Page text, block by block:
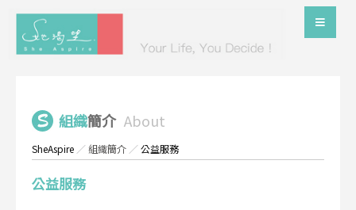
組織簡介 About
SheAspire ／組織簡介 ／公益服務
公益服務